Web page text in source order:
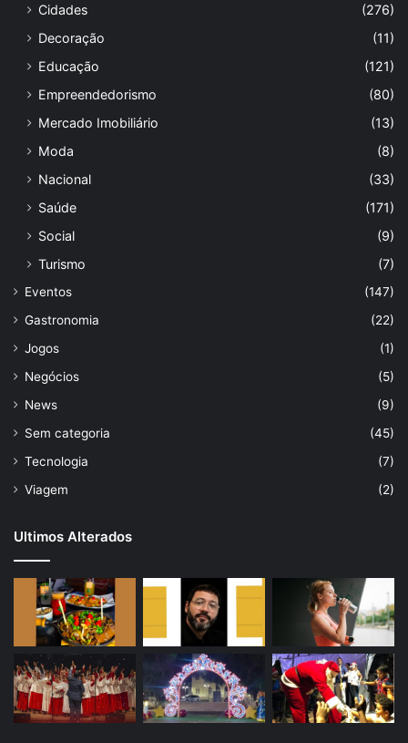
Cidades
(276)
Decoração
(11)
Educação
(121)
Empreendedorismo
(80)
Mercado Imobiliário
(13)
Moda
(8)
Nacional
(33)
Saúde
(171)
Social
(9)
Turismo
(7)
Eventos
(147)
Gastronomia
(22)
Jogos
(1)
Negócios
(5)
News
(9)
Sem categoria
(45)
Tecnologia
(7)
Viagem
(2)
Ultimos Alterados